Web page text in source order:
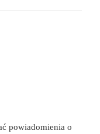
powiadomienia o